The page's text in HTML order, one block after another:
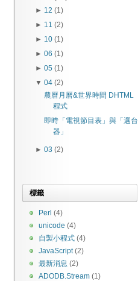
► 12 (1)
► 11 (2)
► 10 (1)
► 06 (1)
► 05 (1)
▼ 04 (2)
農曆月曆&世界時間 DHTML
程式
即時「電視節目表」與「選台
器」
► 03 (2)
標籤
Perl (4)
unicode (4)
自製小程式 (4)
JavaScript (2)
最新消息 (2)
ADODB.Stream (1)